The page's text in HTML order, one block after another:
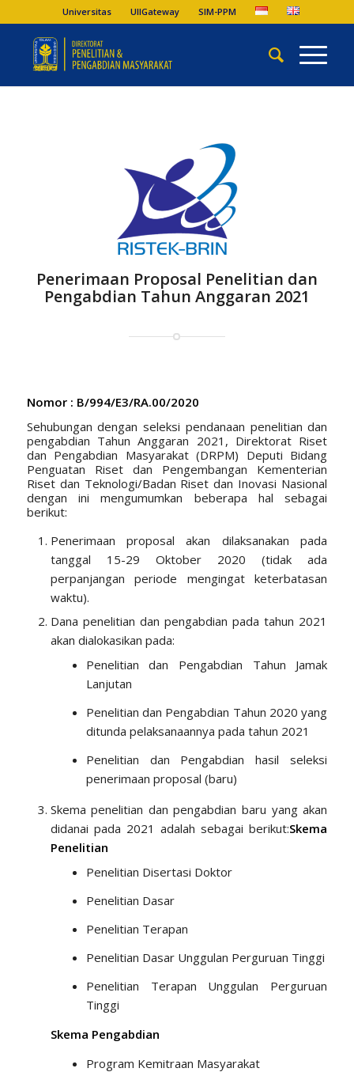
Universitas UIIGateway SIM-PPM
Penerimaan Proposal Penelitian dan
Pengabdian Tahun Anggaran 2021
Nomor : B/994/E3/RA.00/2020
Sehubungan dengan seleksi pendanaan penelitian dan
pengabdian Tahun Anggaran 2021, Direktorat Riset
dan Pengabdian Masyarakat (DRPM) Deputi Bidang
Penguatan Riset dan Pengembangan Kementerian
Riset dan Teknologi/Badan Riset dan Inovasi Nasional
dengan ini mengumumkan beberapa hal sebagai
berikut:
Penerimaan proposal akan dilaksanakan pada
tanggal 15-29 Oktober 2020 (tidak ada
perpanjangan periode mengingat keterbatasan
waktu).
Dana penelitian dan pengabdian pada tahun 2021
akan dialokasikan pada:
Penelitian dan Pengabdian Tahun Jamak
Lanjutan
Penelitian dan Pengabdian Tahun 2020 yang
ditunda pelaksanaannya pada tahun 2021
Penelitian dan Pengabdian hasil seleksi
penerimaan proposal (baru)
Skema penelitian dan pengabdian baru yang akan
didanai pada 2021 adalah sebagai berikut:Skema
Penelitian
Penelitian Disertasi Doktor
Penelitian Dasar
Penelitian Terapan
Penelitian Dasar Unggulan Perguruan Tinggi
Penelitian Terapan Unggulan Perguruan
Tinggi
Skema Pengabdian
Program Kemitraan Masyarakat